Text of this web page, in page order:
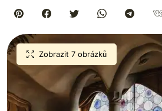
Zobrazit 7 obrázků